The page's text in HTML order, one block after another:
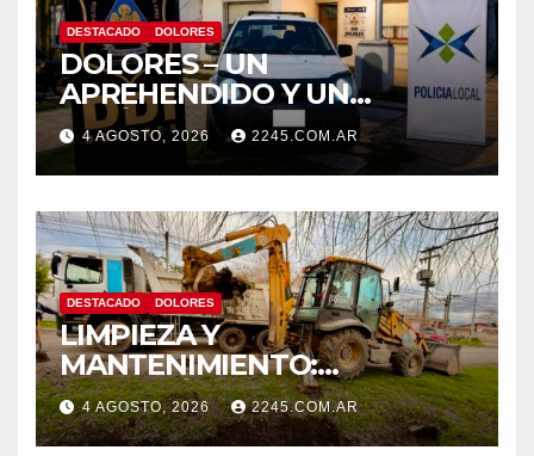
DESTACADO DOLORES
DOLORES – UN
APREHENDIDO Y UN
VEHÍCULO SECUESTRADO
TRAS DISPAROS Y
AMENAZAS
4 AGOSTO, 2026 2245.COM.AR
DESTACADO DOLORES
LIMPIEZA Y
MANTENIMIENTO:
CONTINÚAN LOS TRABAJOS
DE ZANJEO EN DISTINTOS
4 AGOSTO, 2026 2245.COM.AR